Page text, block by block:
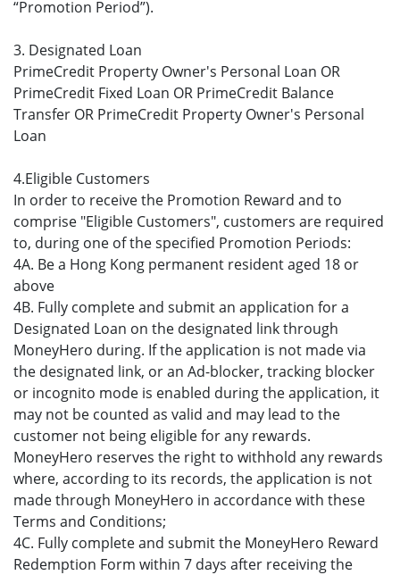
“Promotion Period”).
3. Designated Loan
PrimeCredit Property Owner's Personal Loan OR
PrimeCredit Fixed Loan OR PrimeCredit Balance
Transfer OR PrimeCredit Property Owner's Personal
Loan
4.Eligible Customers
In order to receive the Promotion Reward and to
comprise "Eligible Customers", customers are required
to, during one of the specified Promotion Periods:
4A. Be a Hong Kong permanent resident aged 18 or
above
4B. Fully complete and submit an application for a
Designated Loan on the designated link through
MoneyHero during. If the application is not made via
the designated link, or an Ad-blocker, tracking blocker
or incognito mode is enabled during the application, it
may not be counted as valid and may lead to the
customer not being eligible for any rewards.
MoneyHero reserves the right to withhold any rewards
where, according to its records, the application is not
made through MoneyHero in accordance with these
Terms and Conditions;
4C. Fully complete and submit the MoneyHero Reward
Redemption Form within 7 days after receiving the